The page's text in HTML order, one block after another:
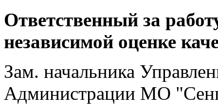
Ответственный за
независимой оценке
Зам. начальника
Администрации МО